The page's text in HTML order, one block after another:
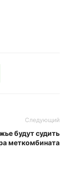
Следующий
будут судить
меткомбината